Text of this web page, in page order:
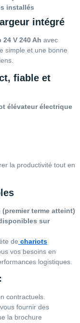
installés
intégré
V 240 Ah avec
simple et une bonne
fiable et
élévateur électrique
la productivité tout en
terme atteint)
sur
de chariots
vos besoins en
logistiques.
contractuels.
fournir des
la brochure